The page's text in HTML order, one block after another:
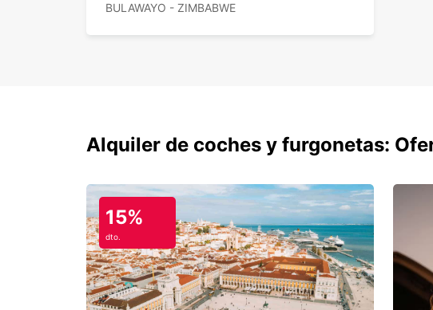
BULAWAYO - ZIMBABWE
Alquiler de coches y furgonetas:
15%
dto.